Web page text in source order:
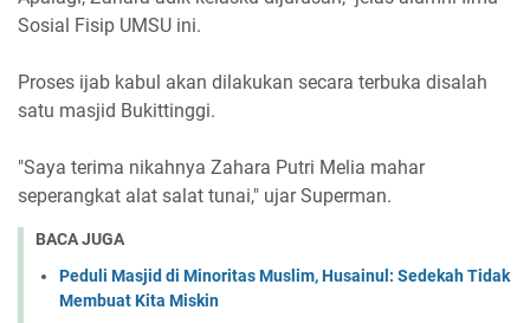
Sosial Fisip UMSU ini.
Proses ijab kabul akan dilakukan secara terbuka disalah
satu masjid Bukittinggi.
"Saya terima nikahnya Zahara Putri Melia mahar
seperangkat alat salat tunai," ujar Superman.
BACA JUGA
Peduli Masjid di Minoritas Muslim, Husainul: Sedekah Tidak
Membuat Kita Miskin